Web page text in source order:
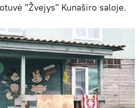
"Žvejys" Kunaširo saloje.